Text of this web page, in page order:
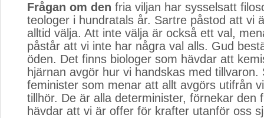
Frågan om den fria viljan har sysselsatt
teologer i hundratals år. Sartre påstod att vi
alltid välja. Att inte välja är också ett val,
påstår att vi inte har några val alls. Gud
öden. Det finns biologer som hävdar att
hjärnan avgör hur vi handskas med tillvaron.
feminister som menar att allt avgörs utifrån
tillhör. De är alla determinister, förnekar den
hävdar att vi är offer för krafter utanför oss